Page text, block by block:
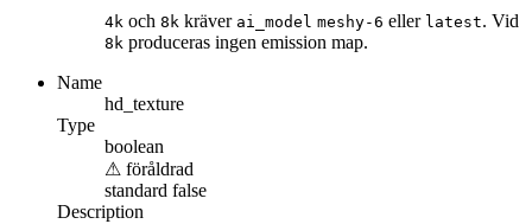
4k och 8k kräver ai_model meshy-6 eller latest. Vid
8k produceras ingen emission map.
Name
hd_texture
Type
boolean
⚠ föråldrad
standard false
Description